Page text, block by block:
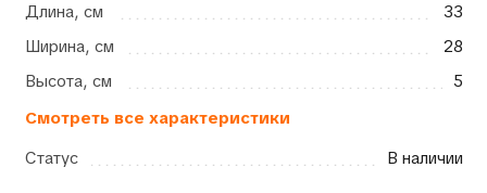
Длина, см
33
Ширина, см
28
Высота, см
5
Смотреть все характеристики
Статус
В наличии